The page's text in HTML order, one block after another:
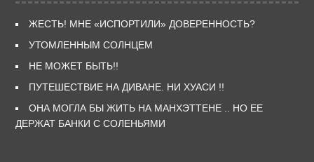
ЖЕСТЬ! МНЕ «ИСПОРТИЛИ» ДОВЕРЕННОСТЬ?
УТОМЛЕННЫМ СОЛНЦЕМ
НЕ МОЖЕТ БЫТЬ!!
ПУТЕШЕСТВИЕ НА ДИВАНЕ. НИ ХУАСИ !!
ОНА МОГЛА БЫ ЖИТЬ НА МАНХЭТТЕНЕ .. НО ЕЕ
ДЕРЖАТ БАНКИ С СОЛЕНЬЯМИ